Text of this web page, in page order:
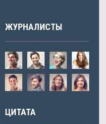
ЖУРНАЛИСТЫ
ЦИТАТА